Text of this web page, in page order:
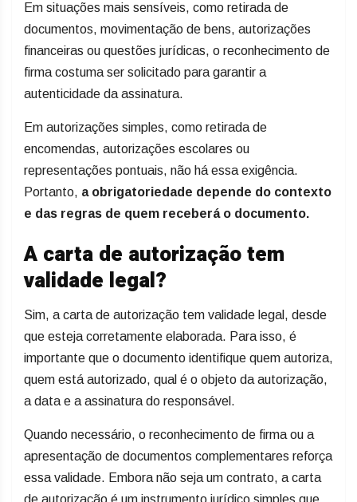
Em situações mais sensíveis, como retirada de
documentos, movimentação de bens, autorizações
financeiras ou questões jurídicas, o reconhecimento de
firma costuma ser solicitado para garantir a
autenticidade da assinatura.
Em autorizações simples, como retirada de
encomendas, autorizações escolares ou
representações pontuais, não há essa exigência.
Portanto, a obrigatoriedade depende do contexto
e das regras de quem receberá o documento.
A carta de autorização tem
validade legal?
Sim, a carta de autorização tem validade legal, desde
que esteja corretamente elaborada. Para isso, é
importante que o documento identifique quem autoriza,
quem está autorizado, qual é o objeto da autorização,
a data e a assinatura do responsável.
Quando necessário, o reconhecimento de firma ou a
apresentação de documentos complementares reforça
essa validade. Embora não seja um contrato, a carta